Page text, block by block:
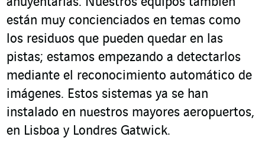
están muy concienciados en temas como
los residuos que pueden quedar en las
pistas; estamos empezando a detectarlos
mediante el reconocimiento automático de
imágenes. Estos sistemas ya se han
instalado en nuestros mayores aeropuertos,
en Lisboa y Londres Gatwick.